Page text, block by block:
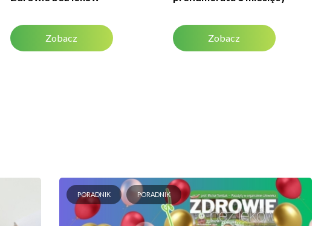
Zobacz Zobacz
PORADNIK PORADNIK